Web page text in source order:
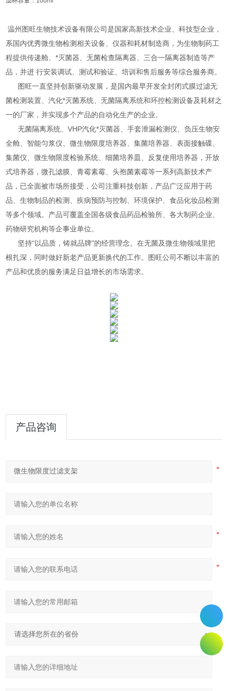
温州图旺生物技术设备有限公司是国家高新技术企业、科技型企业，
系国内优秀微生物检测相关设备、仪器和耗材制造商，为生物制药工
程提供传递舱、*灭菌器、无菌检查隔离器、三合一隔离器制造等产
品，并进 行安装调试、测试和验证、培训和售后服务等综合服务商。
图旺一直坚持创新驱动发展，是国内最早开发全封闭式膜过滤无
菌检测装置、汽化*灭菌系统、无菌隔离系统和环控检测设备及耗材之
一的厂家，并实现多个产品的自动化生产的企业。
无菌隔离系统、VHP汽化*灭菌器、手套泄漏检测仪、负压生物安
全舱、智能匀浆仪、微生物限度培养器、集菌培养器、表面接触碟、
集菌仪、微生物限度检验系统、细菌培养皿、反复使用培养器，开放
式培养器，微孔滤膜、青霉素霉、头孢菌素霉等一系列高新技术产
品，已全面被市场所接受，公司注重科技创新，产品广泛应用于药
品、生物制品的检测、疾病预防与控制、环境保护、食品化妆品检测
等多个领域。产品可覆盖全国各级食品药品检验所、各大制药企业、
药物研究机构等企事业单位。
坚持“以品质，铸就品牌"的经营理念。在无菌及微生物领域里把
根扎深，同时做好新老产品更新换代的工作。图旺公司不断以丰富的
产品和优质的服务满足日益增长的市场需求。
产品咨询